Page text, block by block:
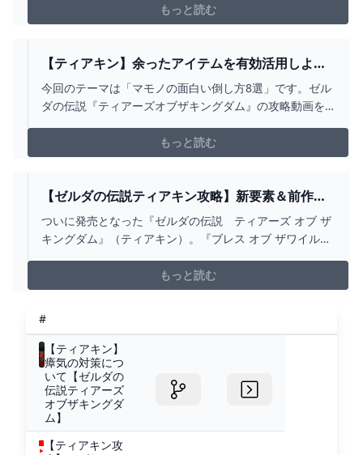
どれグロッケンシュピールしゃろう様 神隠しの真相しゃ
ろう様 10℃しゃろう様 You and
もっと読む
【ティアキン】余ったアイテムを有効活用しよ
う！マモノの面白い倒し方8選【ゼルダの伝説ティ
アーズオブザキングダム/ティアキン】【ゆっくり
今回のテーマは「マモノの面白い倒し方8選」です。ゼル
ダの伝説『ティアーズオブザキングダム』の攻略動画を
OP00:18 バクダンサーフィン01:26 メロンで倒す 02:27
キノコ盾03:34 危ないキス 04:4...
もっと読む
【ゼルダの伝説ティアキン攻略】新要素＆前作
『ブレワイ』との違いまとめ【ティアーズ オブ ザ
キングダム】 ゲーム・エンタメ最新情報のファミ
ついに発売となった『ゼルダの伝説 ティアーズ オブ ザ
キングダム』（ティアキン）。『ブレス オブ ザワイル
っている人向けの攻略をお届け。
もっと読む
#
【ティアキン】
瘴気の対策につ
いて【ゼルダの
伝説ティアーズ
オブザキングダ
ム】
【ティアキン攻